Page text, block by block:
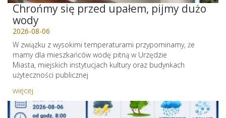
Chrońmy się przed upałem, pijmy dużo
wody
2026-08-06
W związku z wysokimi temperaturami przypominamy, że
mamy dla mieszkańców wodę pitną w Urzędzie
Miasta, miejskich instytucjach kultury oraz budynkach
użyteczności publicznej
więcej